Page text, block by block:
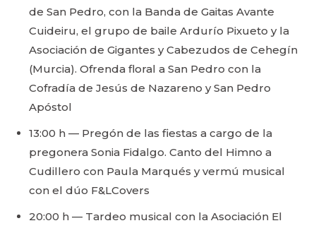
de San Pedro, con la Banda de Gaitas Avante
Cuideiru, el grupo de baile Ardurío Pixueto y la
Asociación de Gigantes y Cabezudos de Cehegín
(Murcia). Ofrenda floral a San Pedro con la
Cofradía de Jesús de Nazareno y San Pedro
Apóstol
13:00 h — Pregón de las fiestas a cargo de la
pregonera Sonia Fidalgo. Canto del Himno a
Cudillero con Paula Marqués y vermú musical
con el dúo F&LCovers
20:00 h — Tardeo musical con la Asociación El